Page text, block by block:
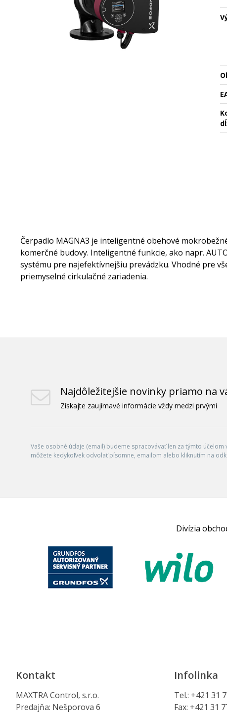
Čerpadlo MAGNA3 je inteligentné obehové
komerčné budovy. Inteligentné funkcie, ako napr.
systému pre najefektívnejšiu prevádzku. Vhodné pre
priemyselné cirkulačné zariadenia.
Najdôležitejšie novinky priamo na
Získajte zaujímavé informácie vždy medzi prvými
Vaše osobné údaje (email) budeme spracovávať len za týmto
môžete kedykoľvek odvolať písomne, emailom alebo kliknutím na
Divízia
Kontakt
MAXTRA Control, s.r.o.
Predajňa: Nešporova 6
Infolinka
Tel.: +421 31
Fax: +421 31